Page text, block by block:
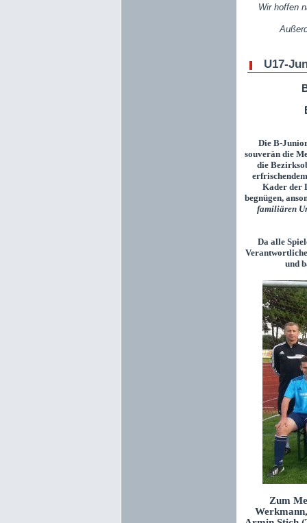
Wir hoffen
U17-
Die B-
souverän die
die
Kader der
begnügen,
familiären
Da alle
und
Zum